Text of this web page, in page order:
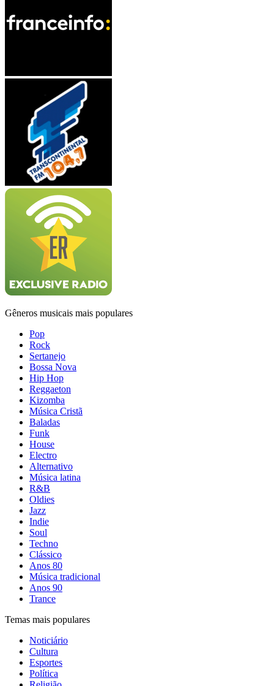
Gêneros musicais mais populares
Pop
Rock
Sertanejo
Bossa Nova
Hip Hop
Reggaeton
Kizomba
Música Cristã
Baladas
Funk
House
Electro
Alternativo
Música latina
R&B
Oldies
Jazz
Indie
Soul
Techno
Clássico
Anos 80
Música tradicional
Anos 90
Trance
Temas mais populares
Noticiário
Cultura
Esportes
Política